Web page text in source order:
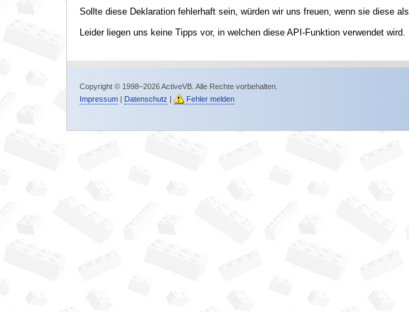
Sollte diese Deklaration fehlerhaft sein, würden wir uns freuen, wenn sie diese als
Leider liegen uns keine Tipps vor, in welchen diese API-Funktion verwendet wird.
Copyright © 1998–2026 ActiveVB. Alle Rechte vorbehalten.
Impressum| Datenschutz Fehler melden